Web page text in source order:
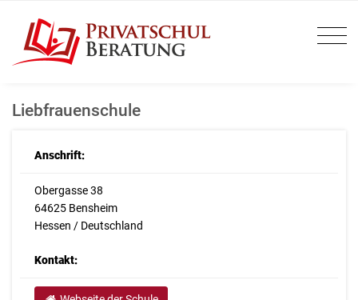
Liebfrauenschule
Anschrift:
Obergasse 38
64625 Bensheim
Hessen / Deutschland
Kontakt: